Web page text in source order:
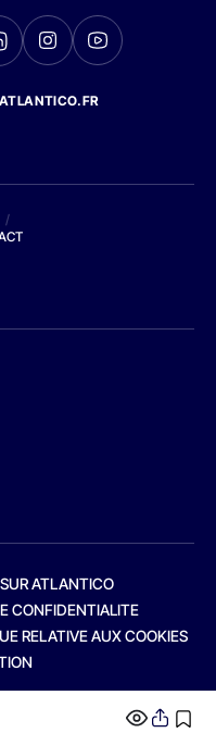
/
ATLANTICO
CONFIDENTIALITE
RELATIVE AUX COOKIES